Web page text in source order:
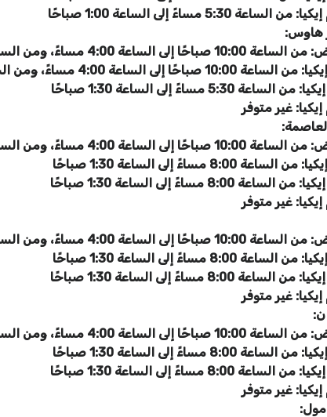
5:30 مساءً إلى الساعة 1:00 صباحًا
هاوس:
الساعة 4:00 مساءً، ومن الساعة 8:00 مساءً إلى الساعة 1:30 صباحًا
إلى الساعة 4:00 مساءً، ومن الساعة 5:30 مساءً إلى الساعة 1:30 صباحًا
5:30 مساءً إلى الساعة 1:30 صباحًا
غير متوفر
الساعة 4:00 مساءً، ومن الساعة 8:00 مساءً إلى الساعة 1:30 صباحًا
8:00 مساءً إلى الساعة 1:30 صباحًا
8:00 مساءً إلى الساعة 1:30 صباحًا
غير متوفر
الساعة 4:00 مساءً، ومن الساعة 8:00 مساءً إلى الساعة 1:30 صباحًا
8:00 مساءً إلى الساعة 1:30 صباحًا
8:00 مساءً إلى الساعة 1:30 صباحًا
غير متوفر
الساعة 4:00 مساءً، ومن الساعة 8:00 مساءً إلى الساعة 1:30 صباحًا
8:00 مساءً إلى الساعة 1:30 صباحًا
8:00 مساءً إلى الساعة 1:30 صباحًا
غير متوفر
مول: